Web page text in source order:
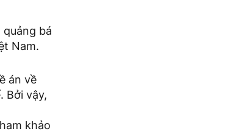
bá
Nam.
án về
Bởi vậy,
khảo